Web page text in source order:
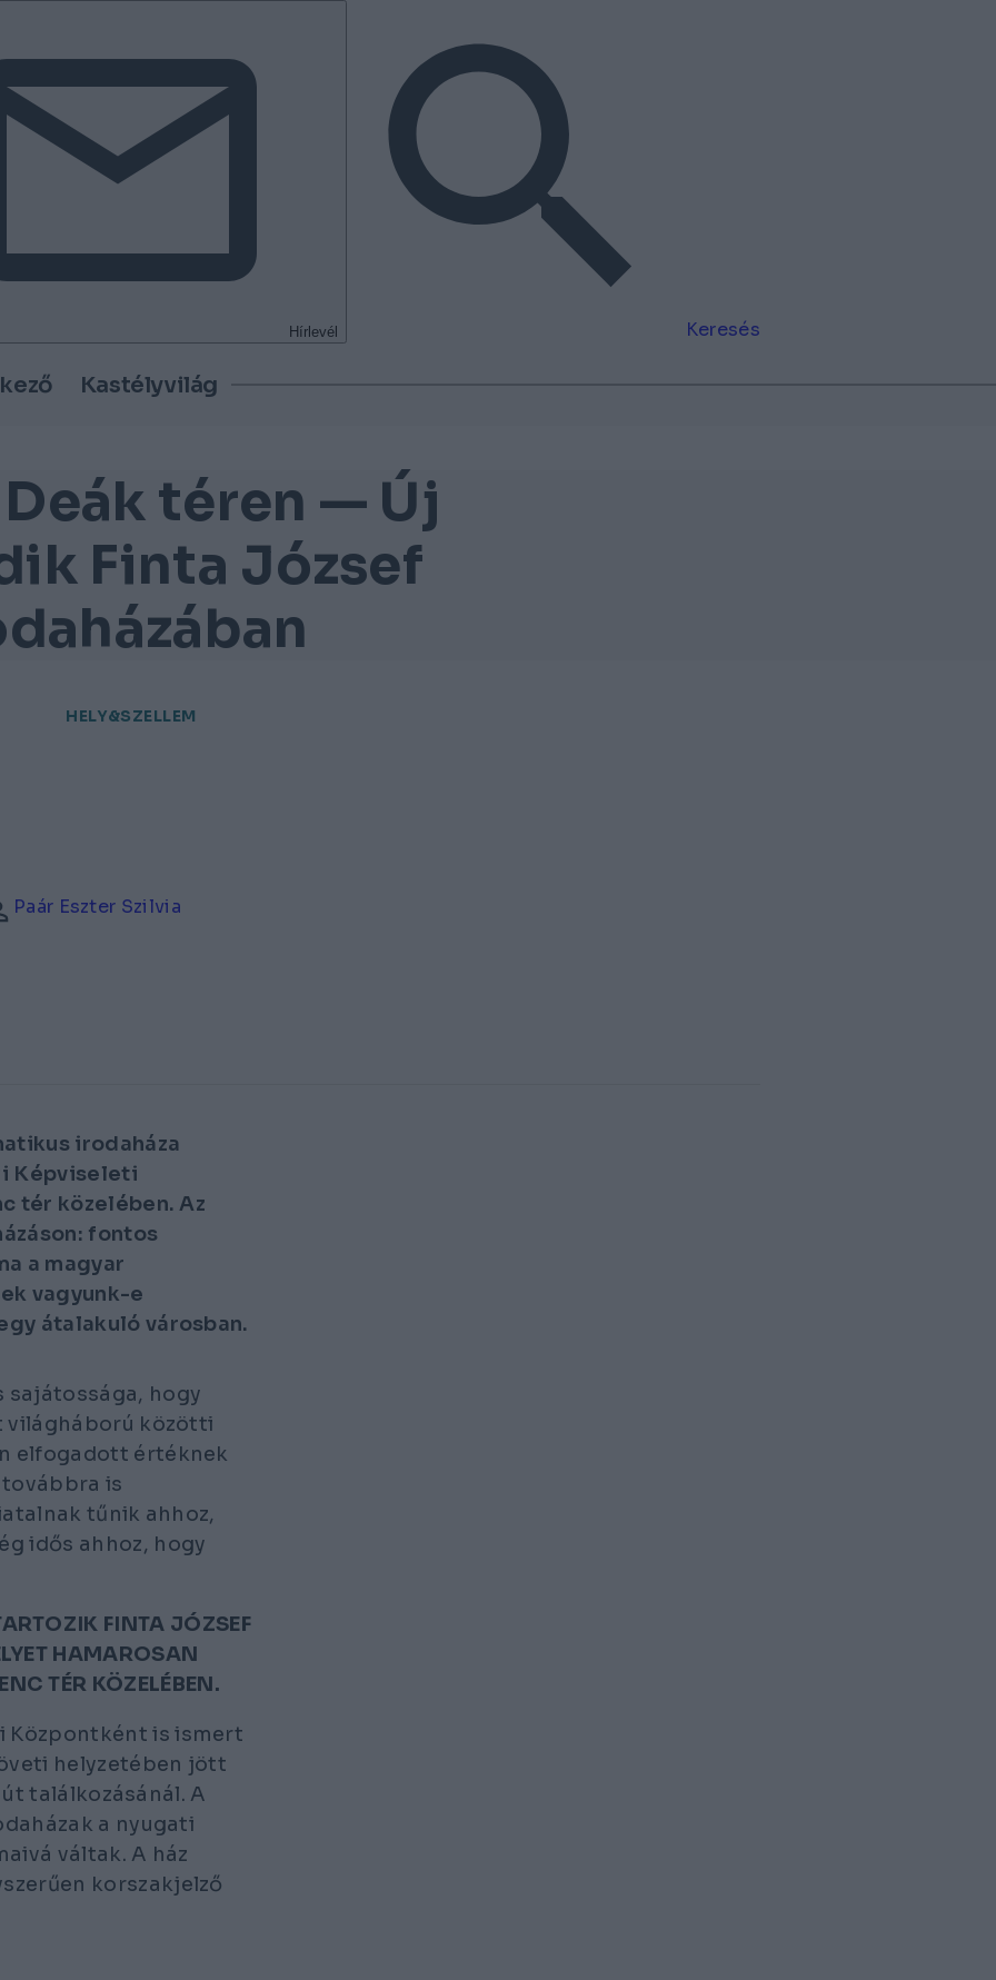
Hírlevél Keresés
Kastélyvilág
téren — Új
Finta József
HELY&SZELLEM
Paár Eszter Szilvia
irodaháza
Képviseleti
tér közelében. Az
fontos
a magyar
vagyunk-e
átalakuló városban.
sajátossága, hogy
világháború közötti
elfogadott értéknek
továbbra is
tűnik ahhoz,
idős ahhoz, hogy
FINTA JÓZSEF
HAMAROSAN
TÉR KÖZELÉBEN.
Központként is ismert
helyzetében jött
találkozásánál. A
a nyugati
váltak. A ház
korszakjelző